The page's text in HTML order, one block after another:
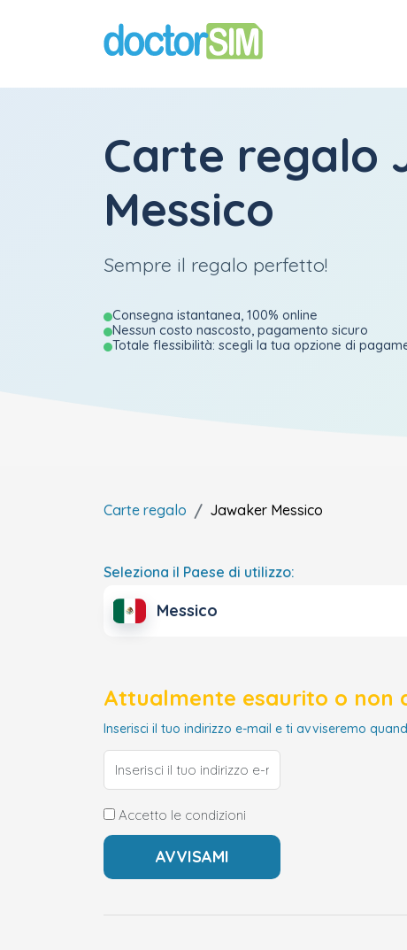
Carte regalo
Messico
Sempre il regalo perfetto!
Consegna istantanea, 100% online
Nessun costo nascosto, pagamento sicuro
Totale flessibilità: scegli la tua opzione di
Carte regalo Jawaker Messico
Seleziona il Paese di utilizzo:
Messico
Attualmente esaurito o non
Inserisci il tuo indirizzo e-mail e ti avviseremo
Accetto le condizioni